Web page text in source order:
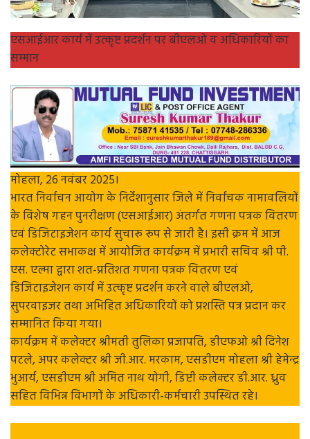
एसआईआर कार्य में उत्कृष्ट प्रदर्शन पर बीएलओ व अधिकारियों का
सम्मान
मोहला, 26 नवंबर 2025।
भारत निर्वाचन आयोग के निर्देशानुसार जिले में निर्वाचक नामावलियों
के विशेष गहन पुनरीक्षण (एसआईआर) अंतर्गत गणना पत्रक वितरण
एवं डिजिटाइजेशन कार्य सुचारू रूप से जारी है। इसी क्रम में आज
कलेक्टोरेट सभाकक्ष में आयोजित कार्यक्रम में प्रभारी सचिव श्री पी.
एस. एल्मा द्वारा शत-प्रतिशत गणना पत्रक वितरण एवं
डिजिटाइजेशन कार्य में उत्कृष्ट प्रदर्शन करने वाले बीएलओ,
सुपरवाइजर तथा अभिहित अधिकारियों को प्रशस्ति पत्र प्रदान कर
सम्मानित किया गया।
कार्यक्रम में कलेक्टर श्रीमती तुलिका प्रजापति, डीएफओ श्री दिनेश
पटले, अपर कलेक्टर श्री जी.आर. मरकाम, एसडीएम मोहला श्री हेमेन्द्र
भुआर्य, एसडीएम श्री अमित नाथ योगी, डिप्टी कलेक्टर डी.आर. ध्रुव
सहित विभिन्न विभागों के अधिकारी-कर्मचारी उपस्थित रहे।